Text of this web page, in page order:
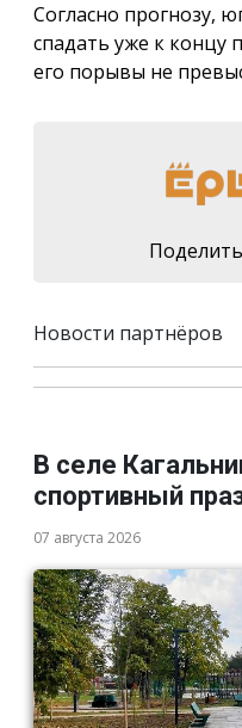
Согласно прогнозу,
спадать уже к концу
его порывы не
Новости партнёров
В селе
спортивный
07 августа 2026